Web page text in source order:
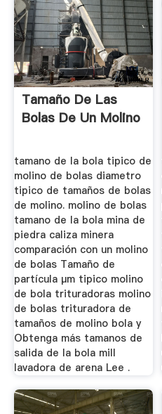
Tamaño De Las
Bolas De Un Molino
tamano de la bola tipico de
molino de bolas diametro
tipico de tamaños de bolas
de molino. molino de bolas
tamano de la bola mina de
piedra caliza minera
comparación con un molino
de bolas Tamaño de
partícula μm tipico molino
de bola trituradoras molino
de bolas trituradora de
tamaños de molino bola y
Obtenga más tamanos de
salida de la bola mill
lavadora de arena Lee .